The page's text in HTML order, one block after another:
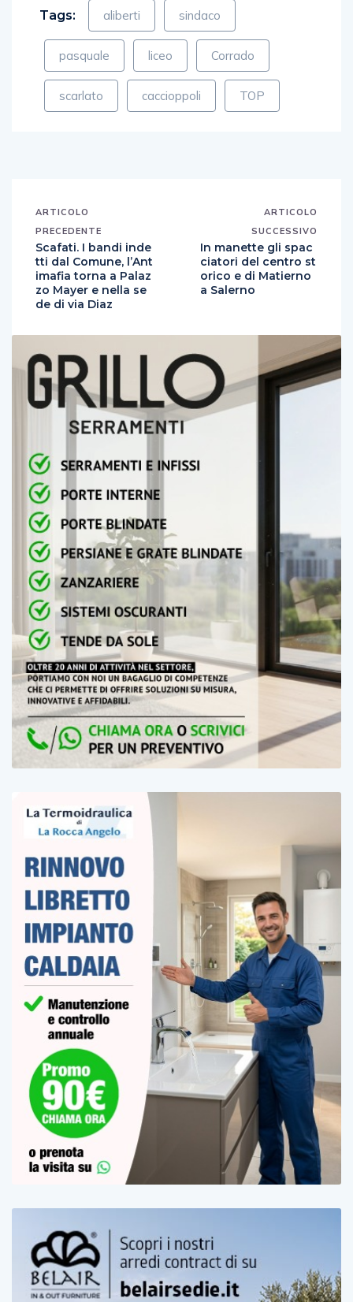
Tags: aliberti sindaco
pasquale liceo Corrado
scarlato caccioppoli TOP
ARTICOLO
PRECEDENTE
Scafati. I bandi inde
tti dal Comune, l’Ant
imafia torna a Palaz
zo Mayer e nella se
de di via Diaz
ARTICOLO
SUCCESSIVO
In manette gli spac
ciatori del centro st
orico e di Matierno
a Salerno